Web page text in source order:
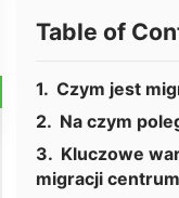
Table of
Czym jest
Na czym
Kluczowe
migracji